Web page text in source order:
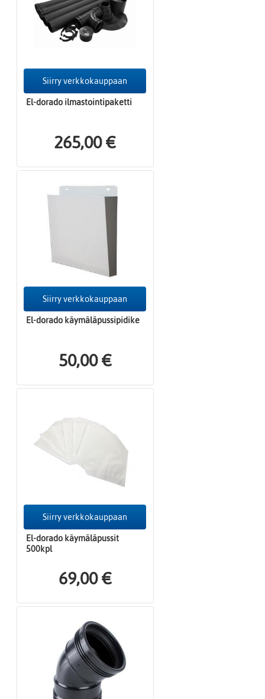
Siirry verkkokauppaan
El-dorado ilmastointipaketti
265,00 €
Siirry verkkokauppaan
El-dorado käymäläpussipidike
50,00 €
Siirry verkkokauppaan
El-dorado käymäläpussit
500kpl
69,00 €